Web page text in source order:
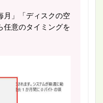
月」「ディスクの空
任意のタイミングを